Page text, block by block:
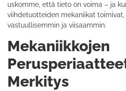
uskomme, että tieto on voima – ja
viihdetuotteiden mekaniikat
vastuullisemmin ja viisaammin.
Mekaniikkojen
Merkitys